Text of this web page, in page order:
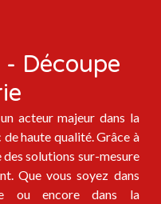
Découpe
acteur majeur dans la
haute qualité. Grâce à
des solutions sur-mesure
Que vous soyez dans
ou encore dans la